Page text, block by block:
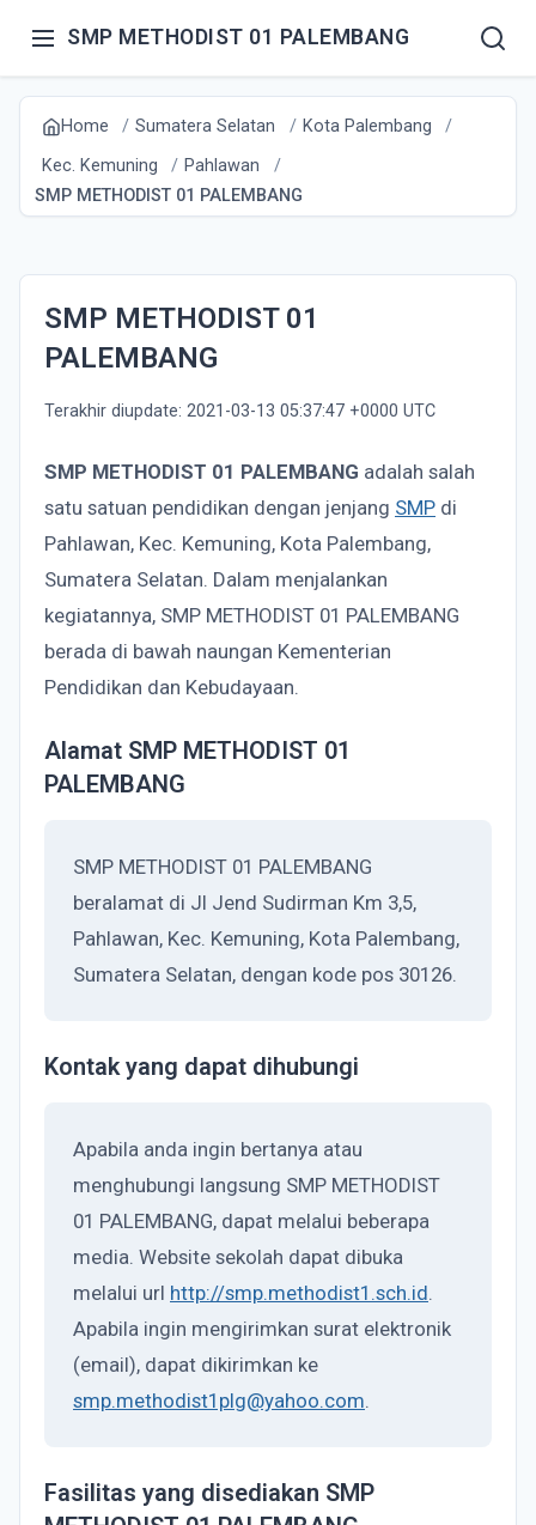
SMP METHODIST 01 PALEMBANG
Home Sumatera Selatan
Kota Palembang
Kec. Kemuning
Pahlawan
SMP METHODIST 01 PALEMBANG
SMP METHODIST 01
PALEMBANG
Terakhir diupdate: 2021-03-13 05:37:47 +0000 UTC
SMP METHODIST 01 PALEMBANG adalah salah
satu satuan pendidikan dengan jenjang SMP di
Pahlawan, Kec. Kemuning, Kota Palembang,
Sumatera Selatan. Dalam menjalankan
kegiatannya, SMP METHODIST 01 PALEMBANG
berada di bawah naungan Kementerian
Pendidikan dan Kebudayaan.
Alamat SMP METHODIST 01
PALEMBANG
SMP METHODIST 01 PALEMBANG
beralamat di Jl Jend Sudirman Km 3,5,
Pahlawan, Kec. Kemuning, Kota Palembang,
Sumatera Selatan, dengan kode pos 30126.
Kontak yang dapat dihubungi
Apabila anda ingin bertanya atau
menghubungi langsung SMP METHODIST
01 PALEMBANG, dapat melalui beberapa
media. Website sekolah dapat dibuka
melalui url http://smp.methodist1.sch.id.
Apabila ingin mengirimkan surat elektronik
(email), dapat dikirimkan ke
smp.methodist1plg@yahoo.com.
Fasilitas yang disediakan SMP